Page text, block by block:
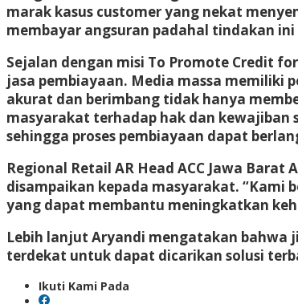
marak kasus customer yang nekat
membayar angsuran padahal tindakan
Sejalan dengan misi To Promote Credit
jasa pembiayaan. Media massa memiliki
akurat dan berimbang tidak hanya
masyarakat terhadap hak dan kewajiban
sehingga proses pembiayaan dapat
Regional Retail AR Head ACC Jawa
disampaikan kepada masyarakat. “Kami
yang dapat membantu meningkatkan
Lebih lanjut Aryandi mengatakan bahwa
terdekat untuk dapat dicarikan solusi
Ikuti Kami Pada